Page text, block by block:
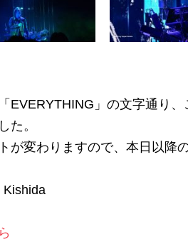
EVERYTHING」の文字通り
た。
が変わりますので、本日以降
Kishida